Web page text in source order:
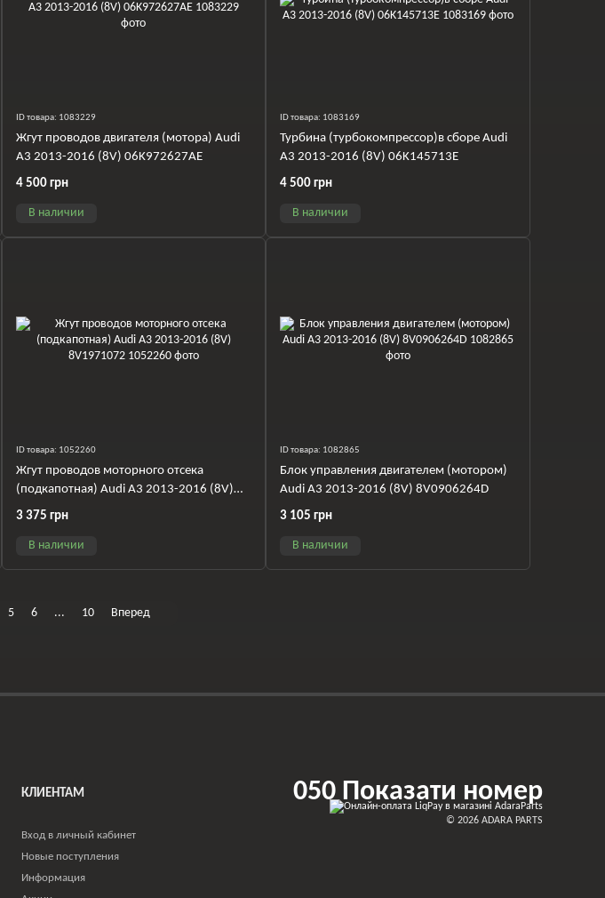
ID товара: 1083229
Жгут проводов двигателя (мотора) Audi
A3 2013-2016 (8V) 06K972627AE
4 500 грн
В наличии
ID товара: 1083169
Турбина (турбокомпрессор)в сборе Audi
A3 2013-2016 (8V) 06K145713E
4 500 грн
В наличии
ID товара: 1052260
Жгут проводов моторного отсека
(подкапотная) Audi A3 2013-2016 (8V)
8V1971072
3 375 грн
В наличии
ID товара: 1082865
Блок управления двигателем (мотором)
Audi A3 2013-2016 (8V) 8V0906264D
3 105 грн
В наличии
5 6 ... 10 Вперед
КЛИЕНТАМ
Вход в личный кабинет
Новые поступления
Информация
050 Показати номер
© 2026 ADARA PARTS